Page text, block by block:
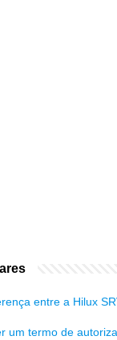
entre a Hilux
um termo de